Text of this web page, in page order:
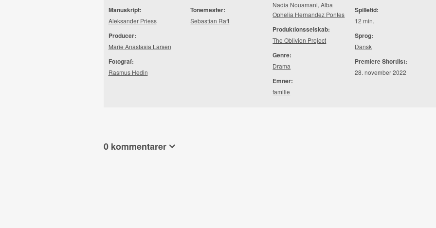
Manuskript:
Aleksander Priess
Producer:
Marie Anastasia Larsen
Fotograf:
Rasmus Hedin
Tonemester:
Sebastian Raft
Nadia Nouamani,Alba
Ophelia Hernandez Pontes
Produktionsselskab:
The Oblivion Project
Genre:
Drama
Emner:
familie
Spilletid:
12 min.
Sprog:
Dansk
Premiere Shortlist:
28. november 2022
0 kommentarer